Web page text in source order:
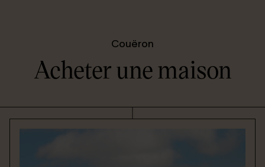
Couëron
Acheter une maison